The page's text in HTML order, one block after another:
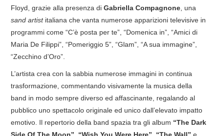
DELL’ALBA
FANZINE
COVER & TRIBUTI
EVENTI
DISCOGRAFIA
LINKS
Floyd, grazie alla presenza diGabriella Compagnone , una
sand artistitaliana che vanta numerose apparizioni televisive in
programmi come “C’è posta per te”, “Domenica in”, “Amici di
Maria De Filippi”, “Pomeriggio 5”, “Glam”, “A sua immagine”,
“Zecchino d’Oro”.
L’artista crea con la sabbia numerose immagini in continua
trasformazione, commentando visivamente la musica della
band in modo sempre diverso ed affascinante, regalando al
pubblico uno spettacolo originale ed unico dall’elevato impatto
emotivo. Il repertorio della band spazia tra gli album “The Dark